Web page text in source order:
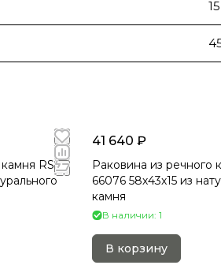
15
RS-
41 640 ₽
Раковина из речного
66076 58х43х15 из
камня
В наличии: 1
В корзину